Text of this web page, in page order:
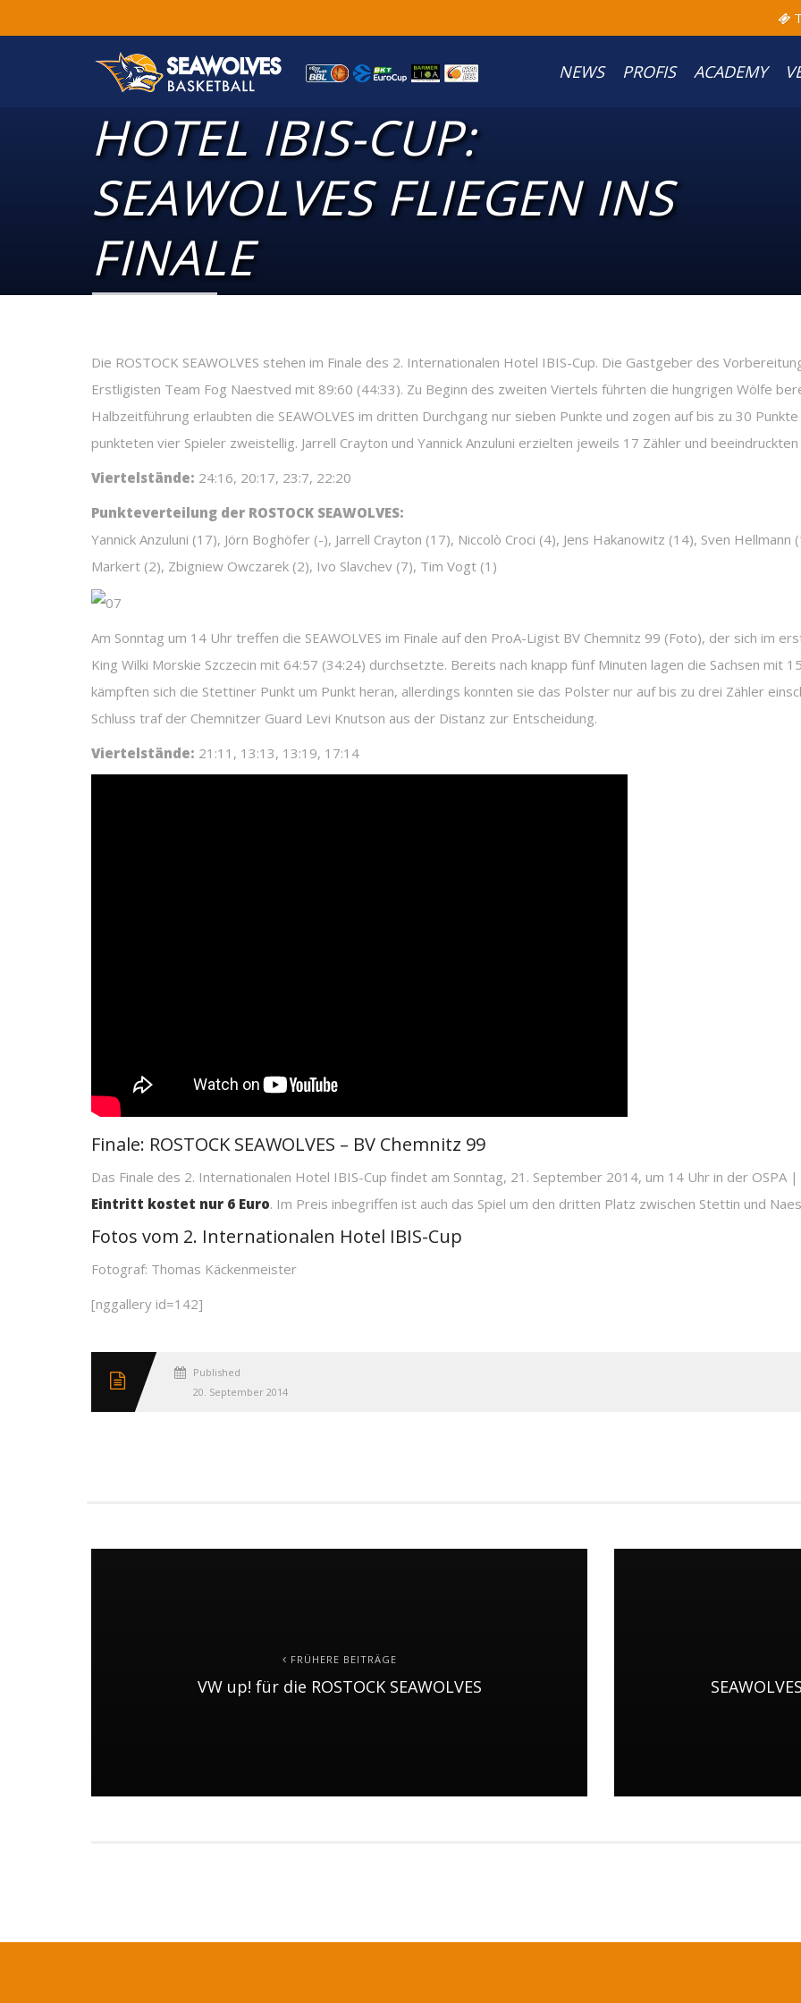
NEWS PROFIS ACADEMY
HOTEL IBIS-CUP:
SEAWOLVES FLIEGEN INS
FINALE
Die ROSTOCK SEAWOLVES stehen im Finale des 2. Internationalen Hotel IBIS-Cup. Die Gastgeber des
Erstligisten Team Fog Naestved mit 89:60 (44:33). Zu Beginn des zweiten Viertels führten die hungrigen Wölfe
Halbzeitführung erlaubten die SEAWOLVES im dritten Durchgang nur sieben Punkte und zogen auf bis zu 30
punkteten vier Spieler zweistellig. Jarrell Crayton und Yannick Anzuluni erzielten jeweils 17 Zähler und
Viertelstände: 24:16, 20:17, 23:7, 22:20
Punkteverteilung der ROSTOCK SEAWOLVES:
Yannick Anzuluni (17), Jörn Boghöfer (-), Jarrell Crayton (17), Niccolò Croci (4), Jens Hakanowitz (14), Sven
Markert (2), Zbigniew Owczarek (2), Ivo Slavchev (7), Tim Vogt (1)
Am Sonntag um 14 Uhr treffen die SEAWOLVES im Finale auf den ProA-Ligist BV Chemnitz 99 (Foto), der sich im
King Wilki Morskie Szczecin mit 64:57 (34:24) durchsetzte. Bereits nach knapp fünf Minuten lagen die Sachsen mit
kämpften sich die Stettiner Punkt um Punkt heran, allerdings konnten sie das Polster nur auf bis zu drei Zähler
Schluss traf der Chemnitzer Guard Levi Knutson aus der Distanz zur Entscheidung.
Viertelstände: 21:11, 13:13, 13:19, 17:14
Finale: ROSTOCK SEAWOLVES – BV Chemnitz 99
Das Finale des 2. Internationalen Hotel IBIS-Cup findet am Sonntag, 21. September 2014, um 14 Uhr in der
Eintritt kostet nur 6 Euro. Im Preis inbegriffen ist auch das Spiel um den dritten Platz zwischen Stettin und
Fotos vom 2. Internationalen Hotel IBIS-Cup
Fotograf: Thomas Käckenmeister
[nggallery id=142]
Published
20. September 2014
FRÜHERE BEITRÄGE
VW up! für die ROSTOCK SEAWOLVES